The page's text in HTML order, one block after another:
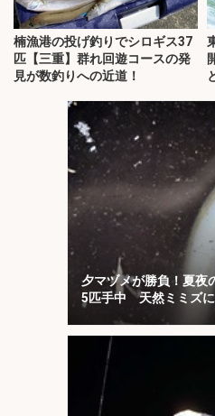
楠漁港の投げ釣りでシロギス37
匹【三重】群れ回遊コースの発
見が数釣りへの近道！
夕マヅメが勝負！夏夜
5匹手中 天然ミミズ